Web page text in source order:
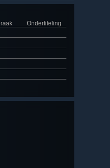
Ondertiteling